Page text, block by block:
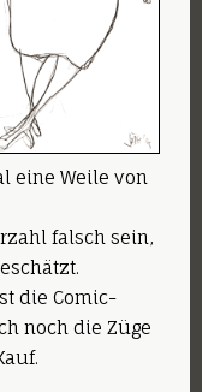
eine Weile von
falsch sein,
die Comic-
noch die Züge